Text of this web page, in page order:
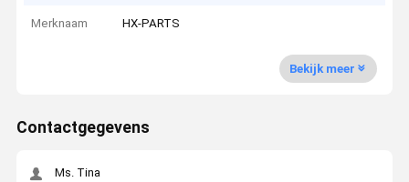
Merknaam HX-PARTS
Bekijk meer
Contactgegevens
Ms. Tina